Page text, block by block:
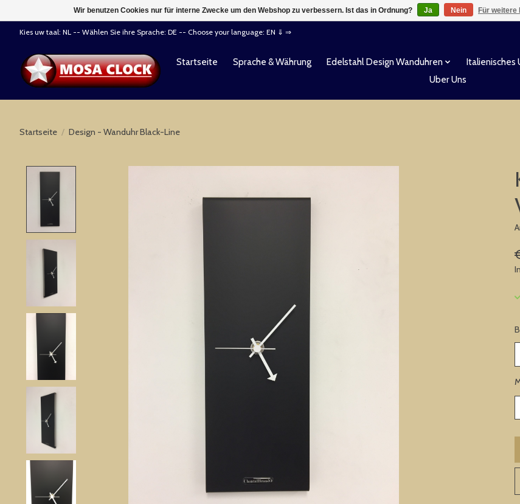
Kies uw taal: NL -- Wählen Sie ihre Sprache: DE -- Choose your language: EN ⇓ ⇒
Startseite Sprache & Währung Edelstahl Design Wanduhren Italienisches
Uber Uns
Startseite / Design - Wanduhr Black-Line
Wir benutzen Cookies nur für interne Zwecke um den Webshop zu verbessern. Ist das in Ordnung? Ja Nein Für weitere